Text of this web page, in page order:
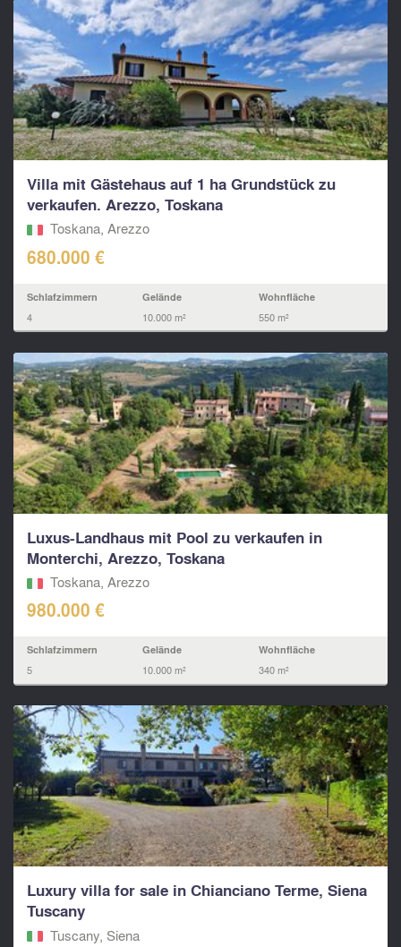
Villa mit Gästehaus auf 1 ha Grundstück zu
verkaufen. Arezzo, Toskana
Toskana, Arezzo
680.000 €
Schlafzimmern
4
Gelände
10.000 m²
Wohnfläche
550 m²
Luxus-Landhaus mit Pool zu verkaufen in
Monterchi, Arezzo, Toskana
Toskana, Arezzo
980.000 €
Schlafzimmern
5
Gelände
10.000 m²
Wohnfläche
340 m²
Luxury villa for sale in Chianciano Terme, Siena
Tuscany
Tuscany, Siena